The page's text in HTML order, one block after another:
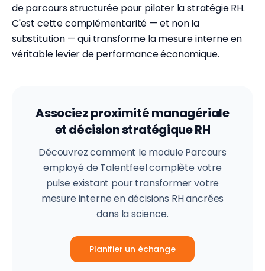
de parcours structurée pour piloter la stratégie RH.
C'est cette complémentarité — et non la
substitution — qui transforme la mesure interne en
véritable levier de performance économique.
Associez proximité managériale
et décision stratégique RH
Découvrez comment le module Parcours
employé de Talentfeel complète votre
pulse existant pour transformer votre
mesure interne en décisions RH ancrées
dans la science.
Planifier un échange